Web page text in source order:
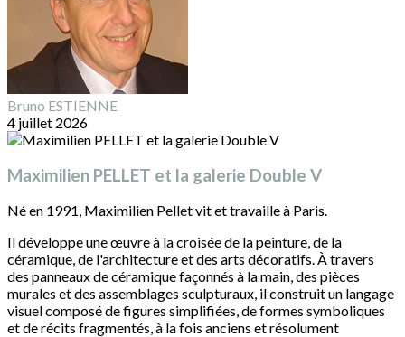
Bruno ESTIENNE
4 juillet 2026
Maximilien PELLET et la galerie Double V
Né en 1991, Maximilien Pellet vit et travaille à Paris.
Il développe une œuvre à la croisée de la peinture, de la
céramique, de l'architecture et des arts décoratifs. À travers
des panneaux de céramique façonnés à la main, des pièces
murales et des assemblages sculpturaux, il construit un langage
visuel composé de figures simplifiées, de formes symboliques
et de récits fragmentés, à la fois anciens et résolument